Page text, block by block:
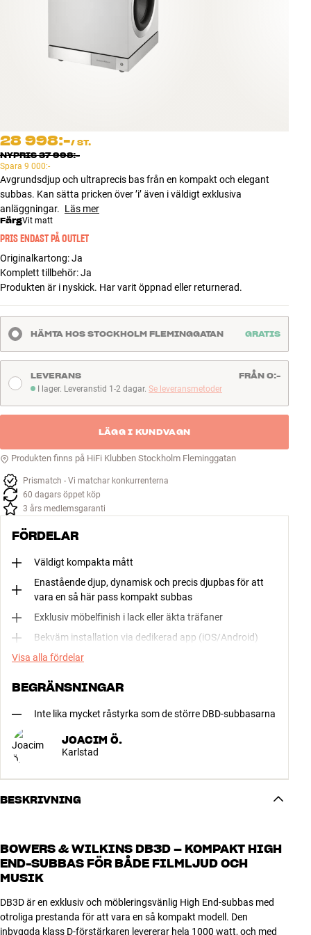
INSPIRATION
ERBJUDANDEN
Hitta Butik
Kundtjänst
Logga in
Kundtjänst
Företag
28 998:-/ ST.
NYPRIS37 998:-
Spara 9 000:-
Avgrundsdjup och ultraprecis bas från en kompakt och elegant
subbas. Kan sätta pricken över ’i’ även i väldigt exklusiva
anläggningar. Läs mer
FärgVit matt
PRIS ENDAST PÅ OUTLET
Originalkartong:Ja
Komplett tillbehör:Ja
Produkten är i nyskick. Har varit öppnad eller returnerad.
HÄMTA HOS STOCKHOLM FLEMINGGATAN GRATIS
I lager. Leveranstid 1-2 dagar
I lager. Leveranstid 1-2 dagar. Se leveransmetoder
LEVERANS FRÅN 0:-
LÄGG I KUNDVAGN
Produkten finns på HiFi Klubben Stockholm Fleminggatan
Prismatch - Vi matchar konkurrenterna
60 dagars öppet köp
3 års medlemsgaranti
FÖRDELAR
Väldigt kompakta mått
Enastående djup, dynamisk och precis djupbas för att
vara en så här pass kompakt subbas
Exklusiv möbelfinish i lack eller äkta träfaner
Bekväm installation via dedikerad app (iOS/Android)
Visa alla fördelar
BEGRÄNSNINGAR
Inte lika mycket råstyrka som de större DBD-subbasarna
JOACIM Ö.
Karlstad
BESKRIVNING
BOWERS & WILKINS DB3D – KOMPAKT HIGH
END-SUBBAS FÖR BÅDE FILMLJUD OCH
MUSIK
DB3D är en exklusiv och möbleringsvänlig High End-subbas med
otroliga prestanda för att vara en så kompakt modell. Den
inbyggda klass D-förstärkaren levererar hela 1000 watt, och med